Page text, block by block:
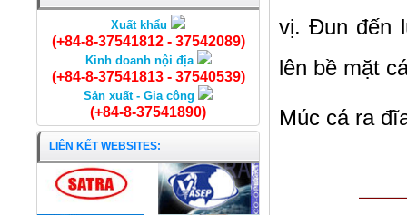
vị. Đun đến
lên bề mặt
Múc cá ra
Cá Sòng nguyên con
Xuất khẩu
(+84-8-37541812 - 37542089)
Kinh doanh nội địa
(+84-8-37541813 - 37540539)
Sản xuất - Gia công
(+84-8-37541890)
LIÊN KẾT WEBSITES: